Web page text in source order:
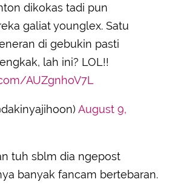
dikokas tadi pun
galiat younglex. Satu
di gebukin pasti
lah ini? LOL!!
AUZgnhoV7L
August 9,
tuh sblm dia ngepost
banyak fancam bertebaran.